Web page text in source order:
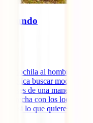
mundo
mochila al hombro.
implica buscar modo más
países de una manera
estrecha con los locales.
si lo que quieres es